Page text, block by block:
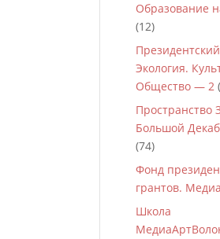
Образование
(12)
Экология.
Общество — 2
Пространство
Большой
(74)
Фонд
грантов.
Школа